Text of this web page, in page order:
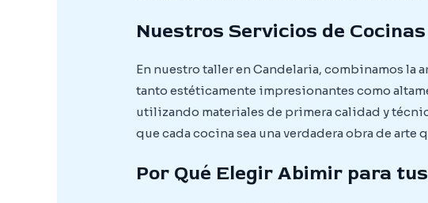
Nuestros Servicios de
En nuestro taller en Candelaria, combinamos la
tanto estéticamente impresionantes como
utilizando materiales de primera calidad y
que cada cocina sea una verdadera obra de
Por Qué Elegir Abimir para